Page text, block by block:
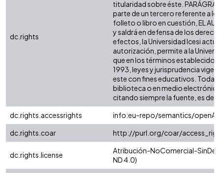
dc.rights
titularidad sobre éste.
parte de un tercero referente a
folleto o libro en cuestión, EL
y saldrá en defensa de los
efectos, la Universidad Icesi
autorización, permite a la
que en los términos establecidos
1993, leyes y jurisprudencia
este con fines educativos. Toda
biblioteca o en medio
citando siempre la fuente, es
dc.rights.accessrights
info:eu-repo/semantics/
dc.rights.coar
http://purl.org/coar/
dc.rights.license
Atribución-NoComercial-
ND 4.0)